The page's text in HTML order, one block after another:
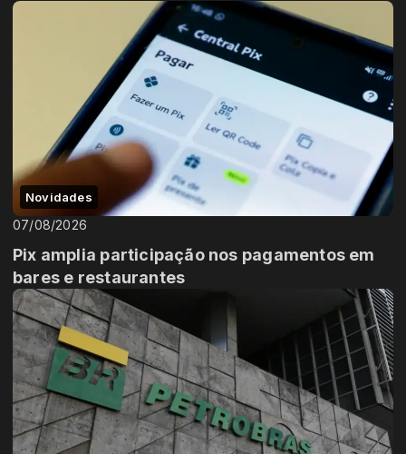
Novidades
07/08/2026
Pix amplia participação nos pagamentos em
bares e restaurantes